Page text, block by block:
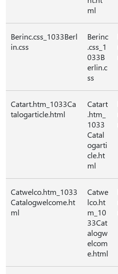
ml
Berinc.css_1033Berl
in.css
Berinc
.css_1
033B
erlin.c
ss
Catart.htm_1033Ca
talogarticle.html
Catart
.htm_
1033
Catal
ogarti
cle.ht
ml
Catwelco.htm_1033
Catalogwelcome.ht
ml
Catwe
lco.ht
m_10
33Cat
alogw
elcom
e.html